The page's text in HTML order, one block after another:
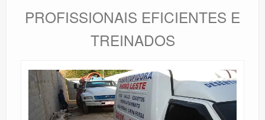
PROFISSIONAIS EFICIENTES E
TREINADOS